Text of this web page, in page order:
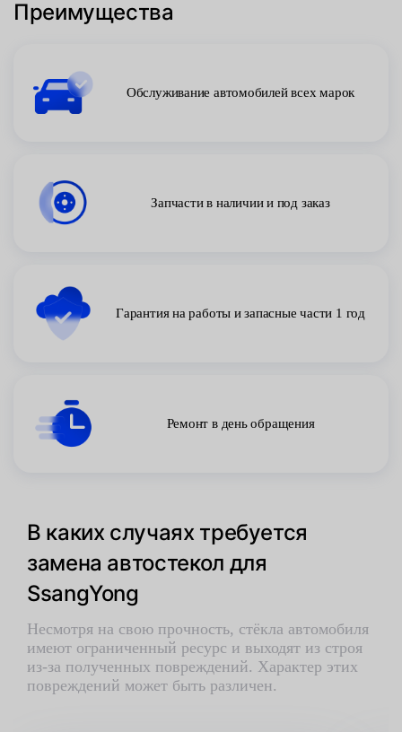
Преимущества
Обслуживание автомобилей всех марок
Запчасти в наличии и под заказ
Гарантия на работы и запасные части 1 год
Ремонт в день обращения
В каких случаях требуется
замена автостекол для
SsangYong
Несмотря на свою прочность, стёкла автомобиля
имеют ограниченный ресурс и выходят из строя
из-за полученных повреждений. Характер этих
повреждений может быть различен.